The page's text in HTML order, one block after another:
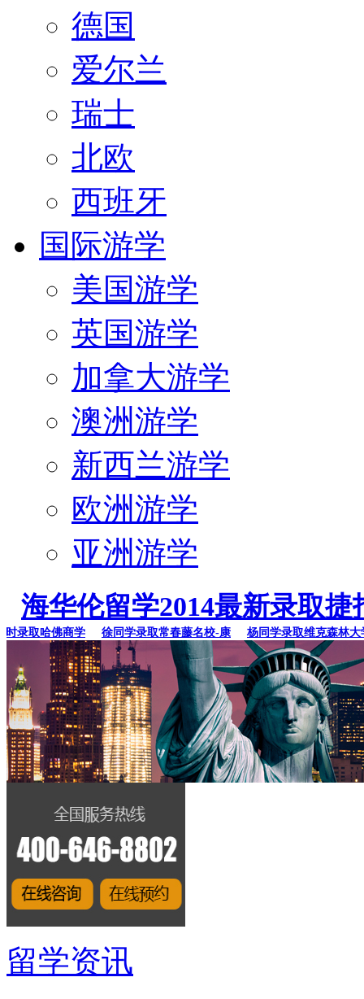
德国
爱尔兰
瑞士
北欧
西班牙
国际游学
美国游学
英国游学
加拿大游学
澳洲游学
新西兰游学
欧洲游学
亚洲游学
海华伦留学2014最新录取捷
取哈佛商学 徐同学录取常春藤名校-康 杨同学录取维克森林大学
留学资讯